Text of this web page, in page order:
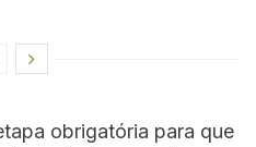
obrigatória para que